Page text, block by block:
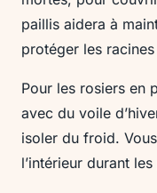
paillis aidera à
protéger les
Pour les rosiers en
avec du voile
isoler du froid.
l’intérieur durant